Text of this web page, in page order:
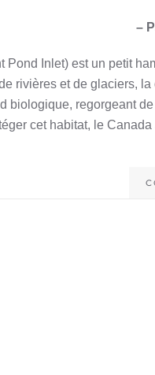
–
Pond Inlet) est un petit
rivières et de glaciers,
biologique, regorgeant
cet habitat, le